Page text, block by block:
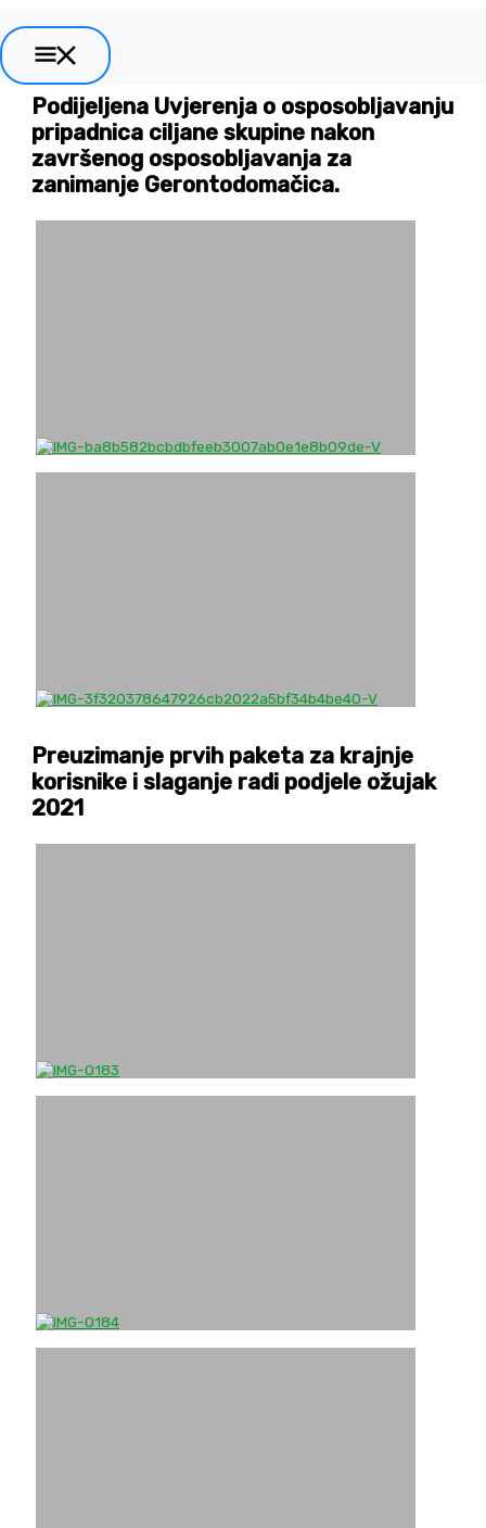
to
content
Main
Menu
Galerija
Podijeljena Uvjerenja o osposobljavanju
pripadnica ciljane skupine nakon
završenog osposobljavanja za
zanimanje Gerontodomačica.
Preuzimanje prvih paketa za krajnje
korisnike i slaganje radi podjele ožujak
2021